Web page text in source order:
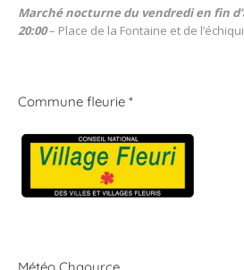
Marché nocturne du vendredi en fin
20:00– Place de la Fontaine et de
Commune fleurie *